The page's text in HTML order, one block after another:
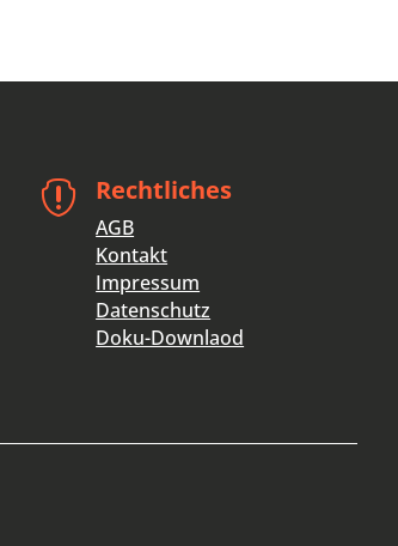
 Rechtliches
AGB
Kontakt
Impressum
Datenschutz
Doku-Downlaod